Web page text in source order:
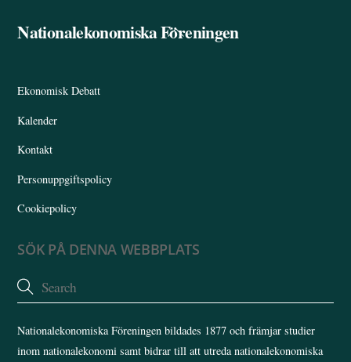
Back
Nationalekonomiska Föreningen
Ekonomisk Debatt
Kalender
Kontakt
Personuppgiftspolicy
Cookiepolicy
SÖK PÅ DENNA WEBBPLATS
Nationalekonomiska Föreningen bildades 1877 och främjar studier
inom nationalekonomi samt bidrar till att utreda nationalekonomiska